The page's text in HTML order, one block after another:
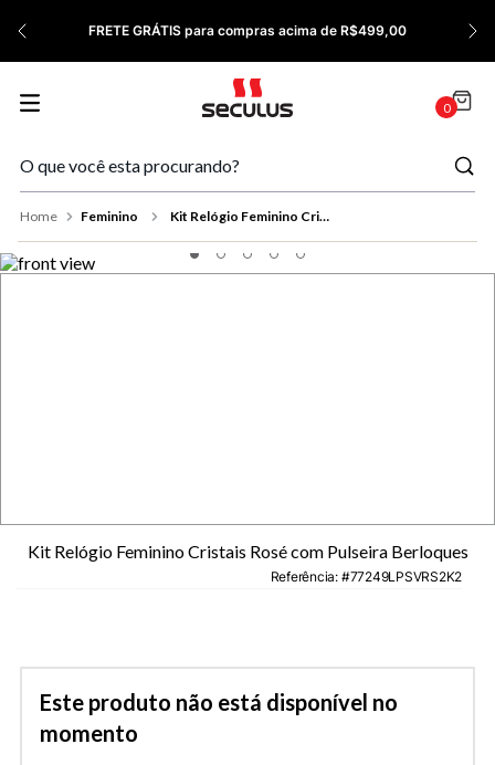
FRETE GRÁTIS para compras acima de R$499,00
0
Feminino Kit Relógio Feminino Cristais Rosé com Pulseira Berloques
Kit Relógio Feminino Cristais Rosé com Pulseira Berloques
Referência: 77249LPSVRS2K2
Este produto não está disponível no
momento
9º